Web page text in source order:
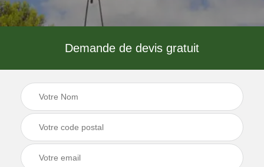
Demande de devis gratuit